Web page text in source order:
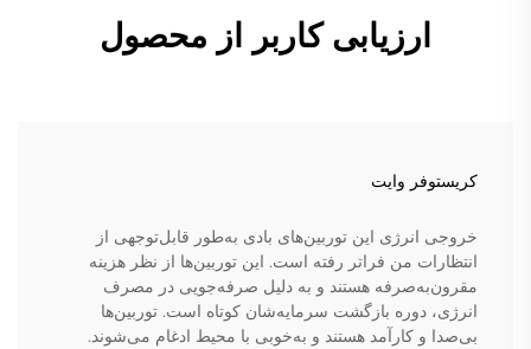
ارزیابی کاربر از محصول
کریستوفر وایت
خروجی انرژی این توربین‌های بادی به‌طور قابل‌توجهی از
انتظارات من فراتر رفته است. این توربین‌ها از نظر هزینه
مقرون‌به‌صرفه هستند و به دلیل صرفه‌جویی در مصرف
انرژی، دوره بازگشت سرمایه‌شان کوتاه است. توربین‌ها
بی‌صدا و کارآمد هستند و به‌خوبی با محیط ادغام می‌شوند.